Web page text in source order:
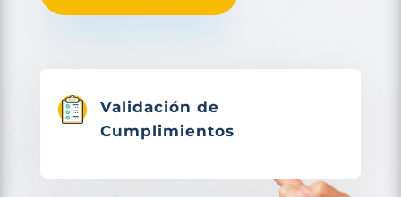
Validación de
Cumplimientos